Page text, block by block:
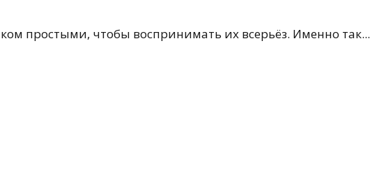
простыми, чтобы воспринимать их всерьёз. Именно так...